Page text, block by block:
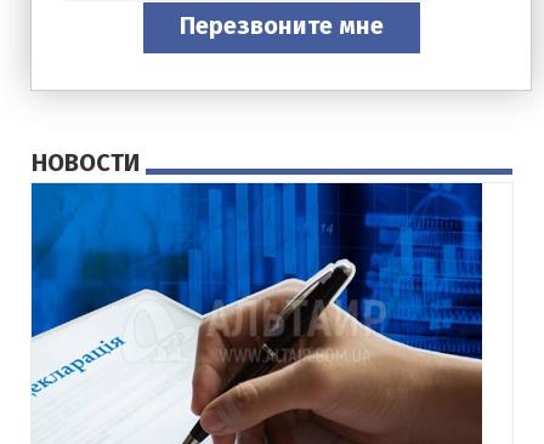
Перезвоните мне
НОВОСТИ